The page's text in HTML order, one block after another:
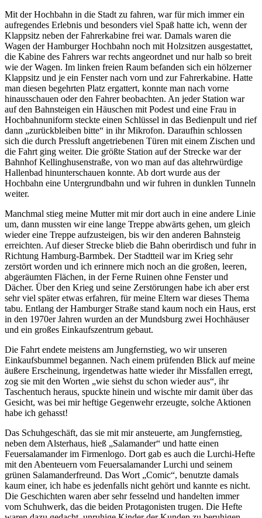
Mit der Hochbahn in die Stadt zu fahren, war für mich immer ein
aufregendes Erlebnis und besonders viel Spaß hatte ich, wenn der
Klappsitz neben der Fahrerkabine frei war. Damals waren die
Wagen der Hamburger Hochbahn noch mit Holzsitzen ausgestattet,
die Kabine des Fahrers war rechts angeordnet und nur halb so breit
wie der Wagen. Im linken freien Raum befanden sich ein hölzerner
Klappsitz und je ein Fenster nach vorn und zur Fahrerkabine. Hatte
man diesen begehrten Platz ergattert, konnte man nach vorne
hinausschauen oder den Fahrer beobachten. An jeder Station war
auf den Bahnsteigen ein Häuschen mit Podest und eine Frau in
Hochbahnuniform steckte einen Schlüssel in das Bedienpult und rief
dann
zurückbleiben bitte
in ihr Mikrofon. Daraufhin schlossen
sich die durch Pressluft angetriebenen Türen mit einem Zischen und
die Fahrt ging weiter. Die größte Station auf der Strecke war der
Bahnhof Kellinghusenstraße, von wo man auf das altehrwürdige
Hallenbad hinunterschauen konnte. Ab dort wurde aus der
Hochbahn eine Untergrundbahn und wir fuhren in dunklen Tunneln
weiter.
Manchmal stieg meine Mutter mit mir dort auch in eine andere Linie
um, dann mussten wir eine lange Treppe abwärts gehen, um gleich
wieder eine Treppe aufzusteigen, bis wir den anderen Bahnsteig
erreichten. Auf dieser Strecke blieb die Bahn oberirdisch und fuhr in
Richtung Hamburg-Barmbek. Der Stadtteil war im Krieg sehr
zerstört worden und ich erinnere mich noch an die großen, leeren,
abgeräumten Flächen, in der Ferne Ruinen ohne Fenster und
Dächer. Über den Krieg und seine Zerstörungen habe ich aber erst
sehr viel später etwas erfahren, für meine Eltern war dieses Thema
tabu. Entlang der Hamburger Straße stand kaum noch ein Haus, erst
in den 1970er Jahren wurden an der Mundsburg zwei Hochhäuser
und ein großes Einkaufszentrum gebaut.
Die Fahrt endete meistens am Jungfernstieg, wo wir unseren
Einkaufsbummel begannen. Nach einem prüfenden Blick auf meine
äußere Erscheinung, irgendetwas hatte wieder ihr Missfallen erregt,
zog sie mit den Worten
wie siehst du schon wieder aus , ihr
Taschentuch heraus, spuckte hinein und wischte mir damit über das
Gesicht, was bei mir heftige Gegenwehr erzeugte, solche Aktionen
habe ich gehasst!
Das Schuhgeschäft, das sie mit mir ansteuerte, am Jungfernstieg,
neben dem Alsterhaus, hieß
Salamander
und hatte einen
Feuersalamander im Firmenlogo. Dort gab es auch die Lurchi-Hefte
mit den Abenteuern vom Feuersalamander Lurchi und seinem
grünen Salamanderfreund. Das Wort
Comic , benutzte damals
kaum einer, ich habe es jedenfalls nicht gehört und kannte es nicht.
Die Geschichten waren aber sehr fesselnd und handelten immer
vom Schuhwerk, das die beiden Protagonisten trugen. Die Hefte